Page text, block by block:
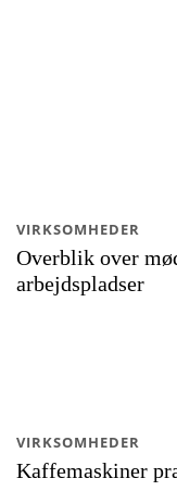
Overblik over
arbejdspladser
VIRKSOMHEDER
Kaffemaskiner
VIRKSOMHEDER